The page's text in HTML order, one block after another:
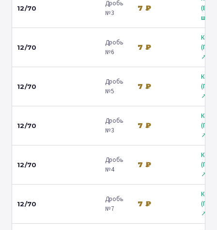
12/70
Дробь
№3
7 ₽
ш.) ↗
12/70
Дробь
№6
7 ₽
↗
12/70
Дробь
№5
7 ₽
↗
12/70
Дробь
№3
7 ₽
↗
12/70
Дробь
№4
7 ₽
↗
12/70
Дробь
№7
7 ₽
↗